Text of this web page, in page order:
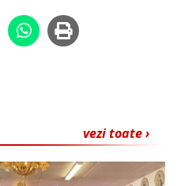
vezi toate ›